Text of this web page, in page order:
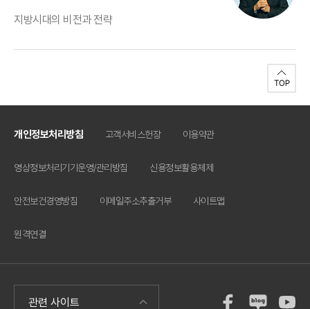
지방시대의 비전과 전략
개인정보처리방침 고객서비스헌장 이용약관
영상정보처리기기운영/관리방침 신용정보활용체제
안전보건경영방침 이메일주소추출거부 사이트맵
원격연결